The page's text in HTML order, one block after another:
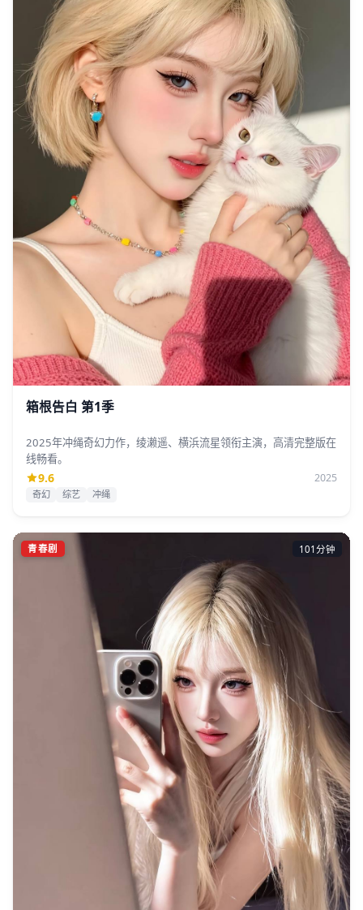
箱根告白 第1季
2025年冲绳奇幻力作，绫濑遥、横浜流星领衔主演，高清完整版在
线畅看。
9.6 2025
奇幻 综艺 冲绳
青春剧 101分钟